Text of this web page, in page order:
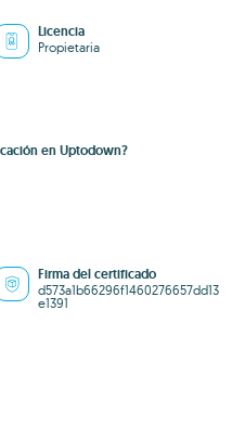
Licencia
Propietaria
en Uptodown?
Firma del certificado
d573a1b66296f1460276657dd13
e1391